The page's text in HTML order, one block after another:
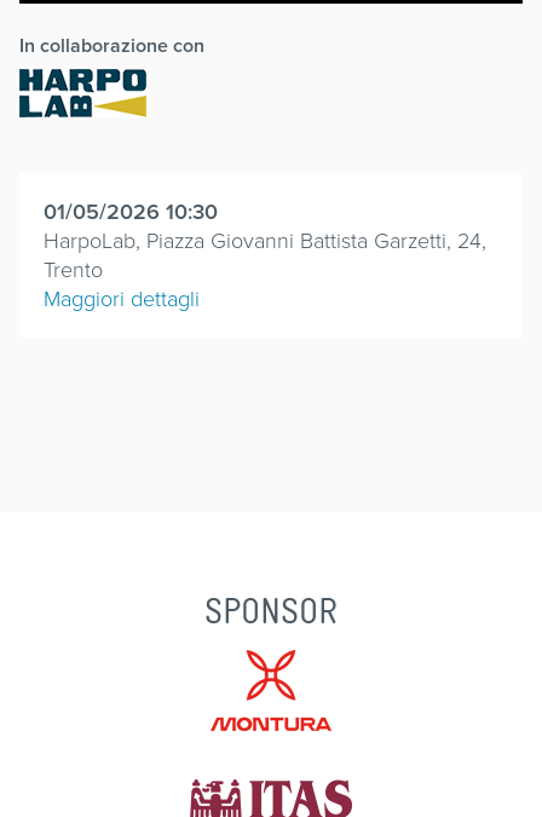
In collaborazione con
01/05/2026 10:30
HarpoLab, Piazza Giovanni Battista Garzetti, 24,
Trento
Maggiori dettagli
SPONSOR